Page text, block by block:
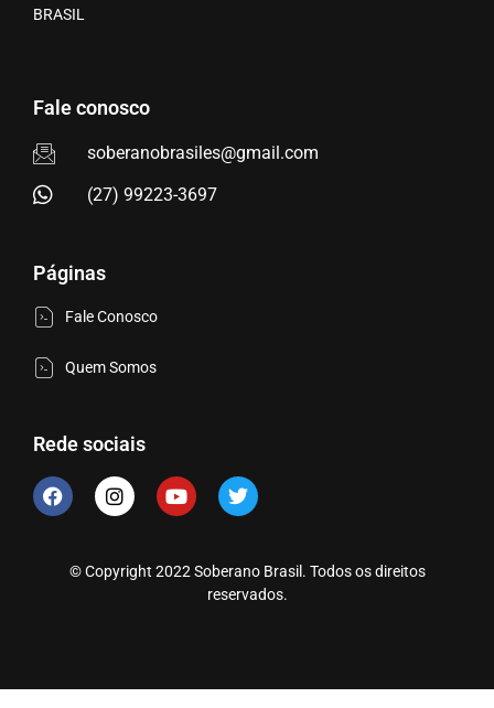
BRASIL
Fale conosco
soberanobrasiles@gmail.com
(27) 99223-3697
Páginas
Fale Conosco
Quem Somos
Rede sociais
© Copyright 2022 Soberano Brasil. Todos os direitos
reservados.